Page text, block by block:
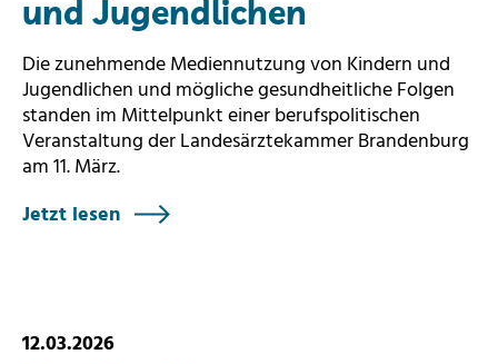
und Jugendlichen
Die zunehmende Mediennutzung von Kindern und
Jugendlichen und mögliche gesundheitliche Folgen
standen im Mittelpunkt einer berufspolitischen
Veranstaltung der Landesärztekammer Brandenburg
am 11. März.
Jetzt lesen
12.03.2026